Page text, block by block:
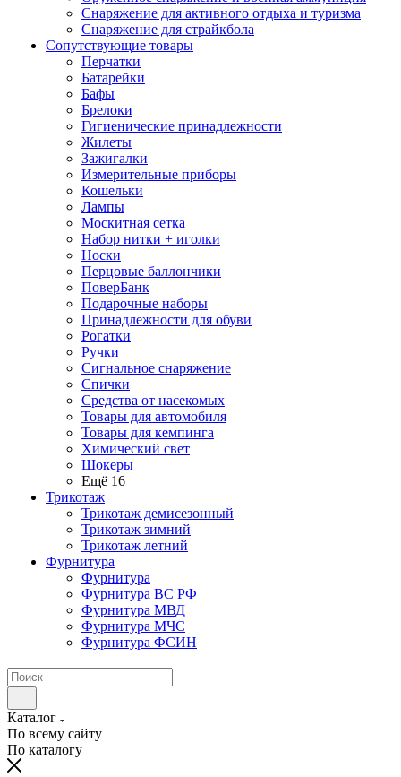
Снаряжение для активного отдыха и туризма
Снаряжение для страйкбола
Сопутствующие товары
Перчатки
Батарейки
Бафы
Брелоки
Гигиенические принадлежности
Жилеты
Зажигалки
Измерительные приборы
Кошельки
Лампы
Москитная сетка
Набор нитки + иголки
Носки
Перцовые баллончики
ПоверБанк
Подарочные наборы
Принадлежности для обуви
Рогатки
Ручки
Сигнальное снаряжение
Спички
Средства от насекомых
Товары для автомобиля
Товары для кемпинга
Химический свет
Шокеры
Ещё 16
Трикотаж
Трикотаж демисезонный
Трикотаж зимний
Трикотаж летний
Фурнитура
Фурнитура
Фурнитура ВС РФ
Фурнитура МВД
Фурнитура МЧС
Фурнитура ФСИН
Каталог
По всему сайту
По каталогу